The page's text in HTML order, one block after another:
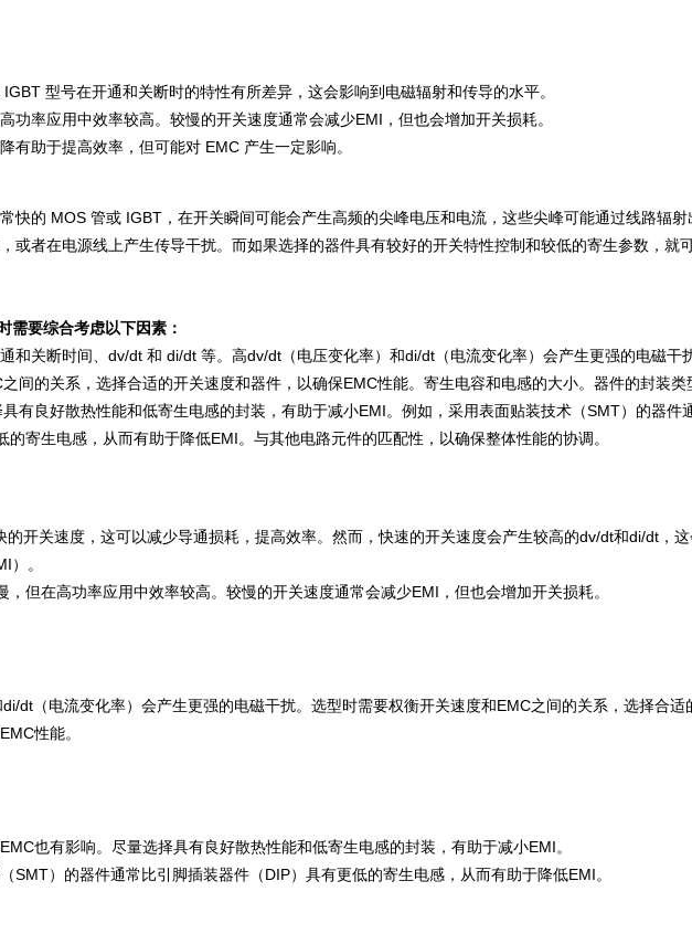
型号在开通和关断时的特性有所差异，这会影响到电磁辐射和传导的水平。
功率应用中效率较高。较慢的开关速度通常会减少EMI，但也会增加开关损耗。
有助于提高效率，但可能对 EMC 产生一定影响。
快的 MOS 管或 IGBT，在开关瞬间可能会产生高频的尖峰电压和电流，这些尖峰可能通过线路辐射
或者在电源线上产生传导干扰。而如果选择的器件具有较好的开关特性控制和较低的寄生参数，就
需要综合考虑以下因素：
和关断时间、dv/dt 和 di/dt 等。高dv/dt（电压变化率）和di/dt（电流变化率）会产生更强的电磁干
间的关系，选择合适的开关速度和器件，以确保EMC性能。寄生电容和电感的大小。器件的封装类
有良好散热性能和低寄生电感的封装，有助于减小EMI。例如，采用表面贴装技术（SMT）的器件
的寄生电感，从而有助于降低EMI。与其他电路元件的匹配性，以确保整体性能的协调。
的开关速度，这可以减少导通损耗，提高效率。然而，快速的开关速度会产生较高的dv/dt和di/dt，
）。
，但在高功率应用中效率较高。较慢的开关速度通常会减少EMI，但也会增加开关损耗。
dt（电流变化率）会产生更强的电磁干扰。选型时需要权衡开关速度和EMC之间的关系，选择合适
性能。
也有影响。尽量选择具有良好散热性能和低寄生电感的封装，有助于减小EMI。
SMT）的器件通常比引脚插装器件（DIP）具有更低的寄生电感，从而有助于降低EMI。